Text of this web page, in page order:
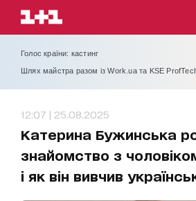
Голос країни: кастинг
Шлях майстра разом із Work.ua та KSE
12:07 | 25.08.2025
Катерина Бужинська
знайомство з
і як він вивчив